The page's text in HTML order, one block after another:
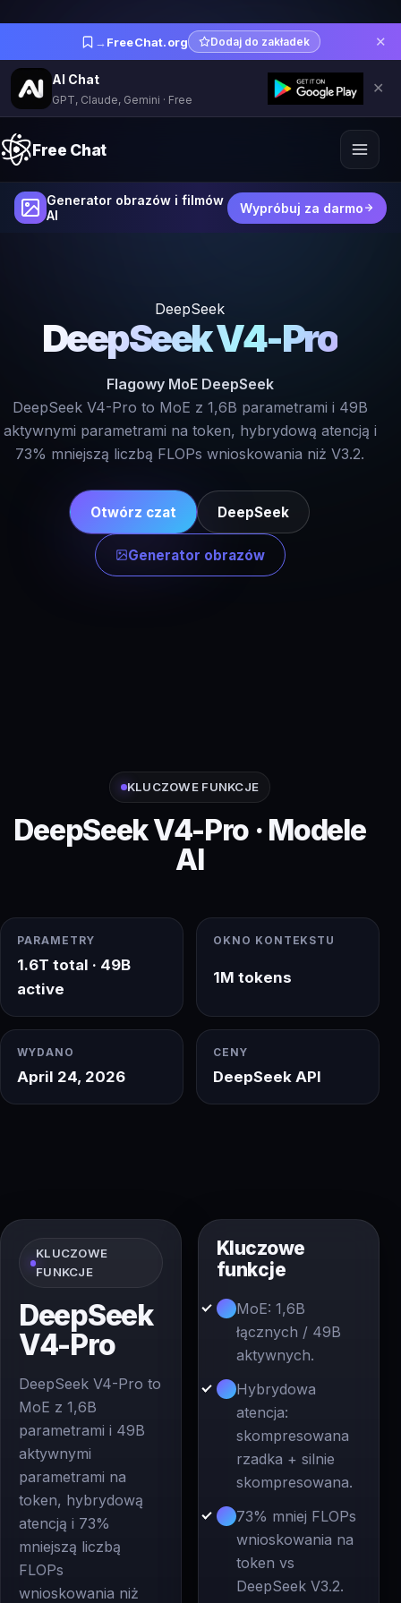
→ FreeChat.org Dodaj do zakładek ✕
AI Chat
GPT, Claude, Gemini · Free
✕
Free Chat
Generator obrazów i filmów
AI
Wypróbuj za darmo
DeepSeek
DeepSeek V4-Pro
Flagowy MoE DeepSeek
DeepSeek V4-Pro to MoE z 1,6B parametrami i 49B
aktywnymi parametrami na token, hybrydową atencją i
73% mniejszą liczbą FLOPs wnioskowania niż V3.2.
Otwórz czat DeepSeek
Generator obrazów
KLUCZOWE FUNKCJE
DeepSeek V4-Pro · Modele
AI
PARAMETRY
1.6T total · 49B
active
OKNO KONTEKSTU
1M tokens
WYDANO
April 24, 2026
CENY
DeepSeek API
KLUCZOWE
FUNKCJE
DeepSeek
V4-Pro
DeepSeek V4-Pro to
MoE z 1,6B
parametrami i 49B
aktywnymi
parametrami na
token, hybrydową
atencją i 73%
mniejszą liczbą
FLOPs
wnioskowania niż
Kluczowe
funkcje
MoE: 1,6B
łącznych / 49B
aktywnych.
Hybrydowa
atencja:
skompresowana
rzadka + silnie
skompresowana.
73% mniej FLOPs
wnioskowania na
token vs
DeepSeek V3.2.